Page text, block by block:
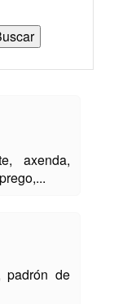
axenda,
padrón de